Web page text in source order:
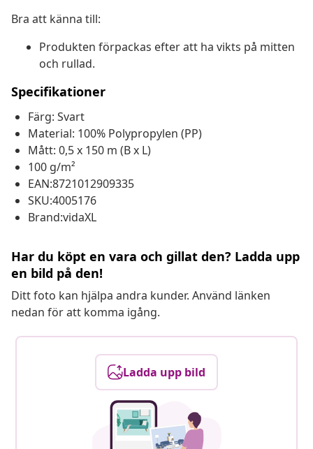
Bra att känna till:
Produkten förpackas efter att ha vikts på mitten
och rullad.
Specifikationer
Färg: Svart
Material: 100% Polypropylen (PP)
Mått: 0,5 x 150 m (B x L)
100 g/m²
EAN:8721012909335
SKU:4005176
Brand:vidaXL
Har du köpt en vara och gillat den? Ladda upp
en bild på den!
Ditt foto kan hjälpa andra kunder. Använd länken
nedan för att komma igång.
Ladda upp bild